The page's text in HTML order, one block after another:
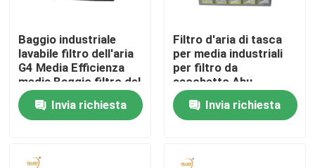
Casa
Baggio industriale
lavabile filtro dell'aria
G4 Media Efficienza
media Baggio filtro del
condizionatore d'aria
tascabile per sistema
HVAC
Invia richiesta
Filtro d'aria di tasca
per media industriali
per filtro da
sacchetto Ahu
Invia richiesta